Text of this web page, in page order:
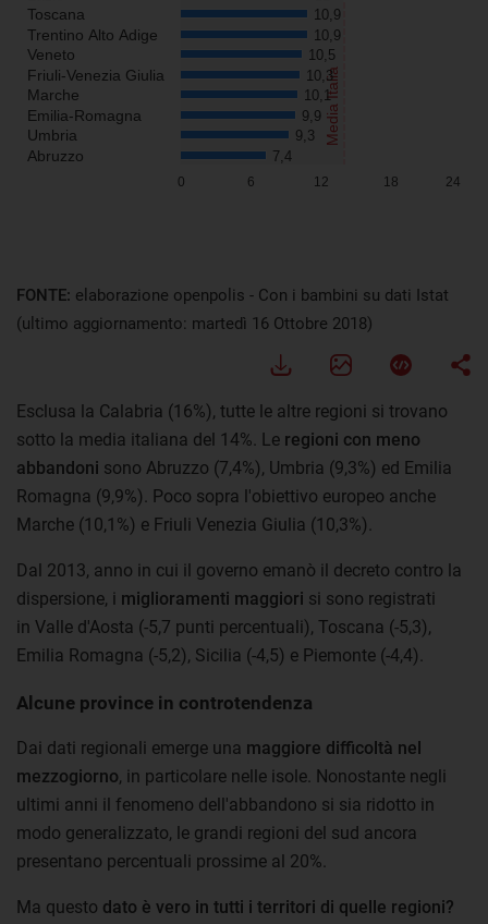
FONTE: elaborazione openpolis - Con i bambini su dati Istat
(ultimo aggiornamento: martedì 16 Ottobre 2018)
Esclusa la Calabria (16%), tutte le altre regioni si trovano
sotto la media italiana del 14%. Le regioni con meno
abbandoni sono Abruzzo (7,4%), Umbria (9,3%) ed Emilia
Romagna (9,9%). Poco sopra l'obiettivo europeo anche
Marche (10,1%) e Friuli Venezia Giulia (10,3%).
Dal 2013, anno in cui il governo emanò il decreto contro la
dispersione, i miglioramenti maggiori si sono registrati
in Valle d'Aosta (-5,7 punti percentuali), Toscana (-5,3),
Emilia Romagna (-5,2), Sicilia (-4,5) e Piemonte (-4,4).
Alcune province in controtendenza
Dai dati regionali emerge una maggiore difficoltà nel
mezzogiorno, in particolare nelle isole. Nonostante negli
ultimi anni il fenomeno dell'abbandono si sia ridotto in
modo generalizzato, le grandi regioni del sud ancora
presentano percentuali prossime al 20%.
Ma questo dato è vero in tutti i territori di quelle regioni?